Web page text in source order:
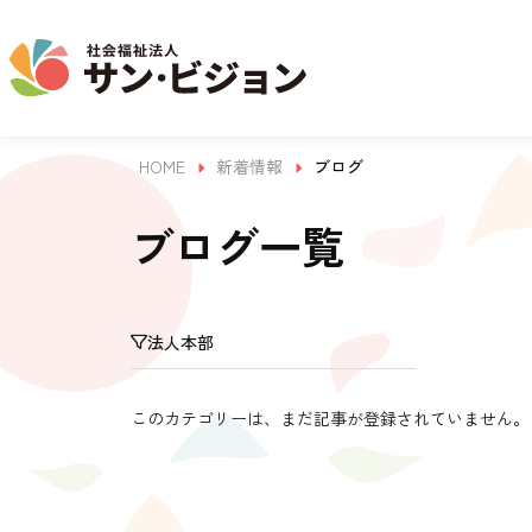
地域から探す
学童保育事業
東山公園
法人について
法人の取り組み
お問い合わせHOME 新着情報 ブログ
ブログ一覧
法人本部
このカテゴリーは、まだ記事が登録されていません。